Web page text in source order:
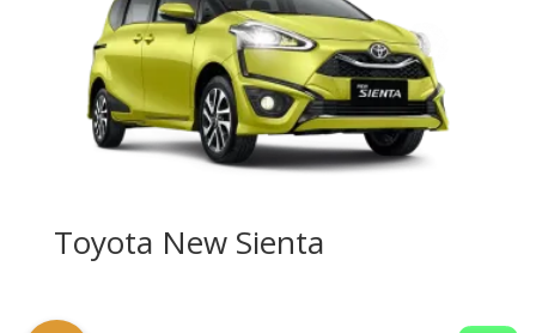
Toyota New Sienta